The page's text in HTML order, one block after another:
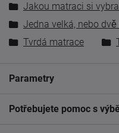
Jakou matraci si
Jedna velká, nebo
Tvrdá matrace
Parametry
Potřebujete pomoc s